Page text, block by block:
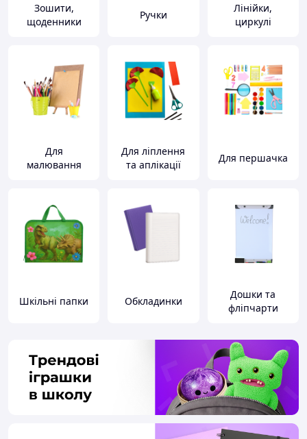
Зошити,
щоденники
Ручки
Лінійки,
циркулі
Для
малювання
Для ліплення
та аплікації
Для першачка
Шкільні папки Обкладинки
Дошки та
фліпчарти